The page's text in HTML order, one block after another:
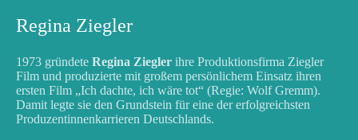
Regina Ziegler
1973 gründete Regina Ziegler ihre Produktionsfirma Ziegler
Film und produzierte mit großem persönlichem Einsatz ihren
ersten Film „Ich dachte, ich wäre tot“ (Regie: Wolf Gremm).
Damit legte sie den Grundstein für eine der erfolgreichsten
Produzentinnenkarrieren Deutschlands.